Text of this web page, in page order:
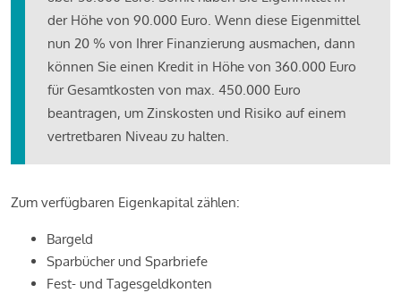
der Höhe von 90.000 Euro. Wenn diese Eigenmittel
nun 20 % von Ihrer Finanzierung ausmachen, dann
können Sie einen Kredit in Höhe von 360.000 Euro
für Gesamtkosten von max. 450.000 Euro
beantragen, um Zinskosten und Risiko auf einem
vertretbaren Niveau zu halten.
Zum verfügbaren Eigenkapital zählen:
Bargeld
Sparbücher und Sparbriefe
Fest- und Tagesgeldkonten